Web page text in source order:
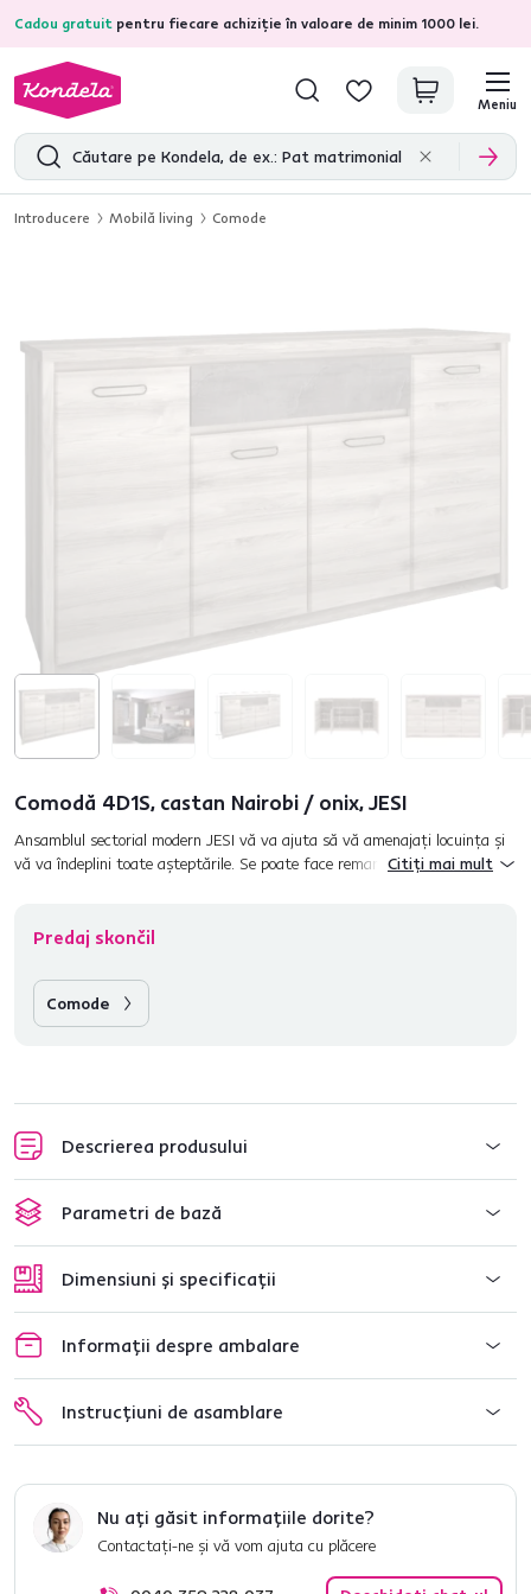
Cadou gratuit pentru fiecare achiziție în valoare de minim 1000 lei.
4,7 31.211 recenzii de produs verificate
Meniu
Introducere Mobilă living Comode
Comodă 4D1S, castan Nairobi / onix, JESI
Ansamblul sectorial modern JESI vă va ajuta să vă amenajaţi locuinţa şi
vă va îndeplini toate aşteptările. Se poate face remarcat atât în
Citiți mai mult
Predaj skončil
Comode
Descrierea produsului
Parametri de bază
Dimensiuni și specificații
Informații despre ambalare
Instrucțiuni de asamblare
Nu ați găsit informațiile dorite?
Contactați-ne și vă vom ajuta cu plăcere